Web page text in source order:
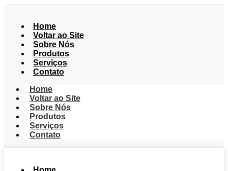
Home
Voltar ao Site
Sobre Nós
Produtos
Serviços
Contato
Home
Voltar ao Site
Sobre Nós
Produtos
Serviços
Contato